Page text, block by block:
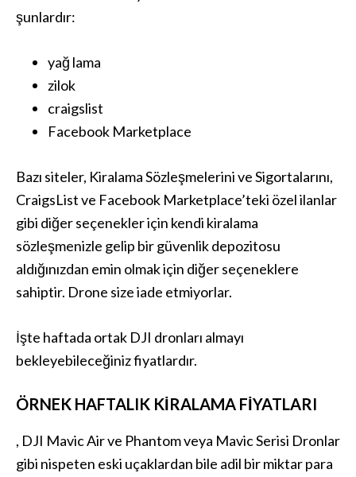
şunlardır:
yağ lama
zilok
craigslist
Facebook Marketplace
Bazı siteler, Kiralama Sözleşmelerini ve Sigortalarını,
CraigsList ve Facebook Marketplace’teki özel ilanlar
gibi diğer seçenekler için kendi kiralama
sözleşmenizle gelip bir güvenlik depozitosu
aldığınızdan emin olmak için diğer seçeneklere
sahiptir. Drone size iade etmiyorlar.
İşte haftada ortak DJI dronları almayı
bekleyebileceğiniz fiyatlardır.
ÖRNEK HAFTALIK KIRALAMA FIYATLARI
, DJI Mavic Air ve Phantom veya Mavic Serisi Dronlar
gibi nispeten eski uçaklardan bile adil bir miktar para